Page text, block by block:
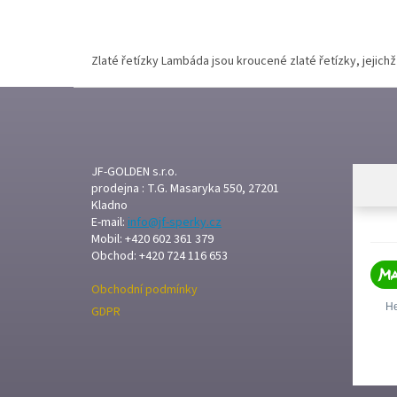
Zlaté řetízky Lambáda jsou kroucené zlaté řetízky,
JF-GOLDEN s.r.o.
prodejna : T.G. Masaryka 550, 27201
Kladno
E-mail: info@jf-sperky.cz
Mobil: +420 602 361 379
Obchod: +420 724 116 653
Obchodní podmínky
GDPR